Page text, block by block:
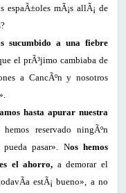
espaÃ±oles mÃ¡s allÃ¡ de
sucumbido a una fiebre
el prÃ³jimo cambiaba de
a CancÃºn y nosotros
hasta apurar nuestra
reservado ningÃºn
pasar». Nos hemos
el ahorro, a demorar el
estÃ¡ bueno», a no